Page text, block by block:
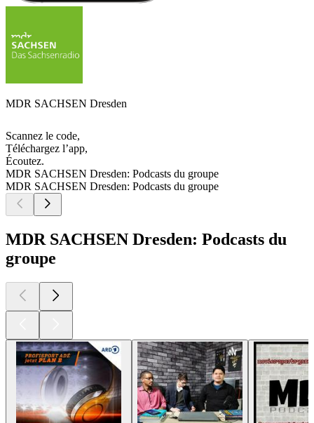
MDR SACHSEN Dresden
Scannez le code,
Téléchargez l’app,
Écoutez.
MDR SACHSEN Dresden: Podcasts du groupe
MDR SACHSEN Dresden: Podcasts du groupe
MDR SACHSEN Dresden: Podcasts du
groupe